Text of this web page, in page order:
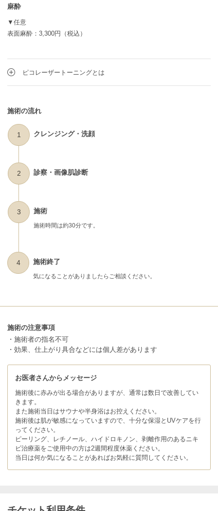
麻酔
▼任意
表面麻酔：3,300円（税込）
ピコレーザートーニングとは
施術の流れ
1 クレンジング・洗顔
2 診察・画像肌診断
3 施術
施術時間は約30分です。
4 施術終了
気になることがありましたらご相談ください。
施術の注意事項
・施術者の指名不可
・効果、仕上がり具合などには個人差があります
お医者さんからメッセージ
施術後に赤みが出る場合がありますが、通常は数日で改善してい
きます。
また施術当日はサウナや半身浴はお控えください。
施術後は肌が敏感になっていますので、十分な保湿とUVケアを行
ってください。
ピーリング、レチノール、ハイドロキノン、剥離作用のあるニキ
ビ治療薬をご使用中の方は2週間程度休薬ください。
当日は何か気になることがあればお気軽に質問してください。